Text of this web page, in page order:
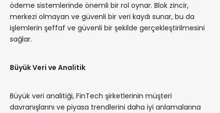
ödeme sistemlerinde önemli bir rol oynar. Blok zincir,
merkezi olmayan ve güvenli bir veri kaydı sunar, bu da
işlemlerin şeffaf ve güvenli bir şekilde gerçekleştirilmesini
sağlar.
Büyük Veri ve Analitik
Büyük veri analitiği, FinTech şirketlerinin müşteri
davranışlarını ve piyasa trendlerini daha iyi anlamalarına